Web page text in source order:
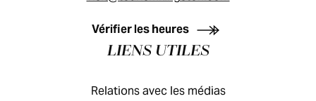
GUIDE DES VISITEURS
Vérifier les heures
LIENS UTILES
Relations avec les médias